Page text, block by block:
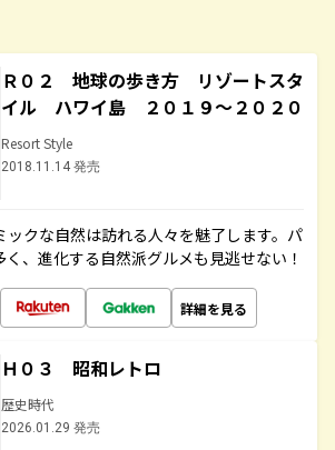
Ｒ０２ 地球の歩き方 リゾートスタ
イル ハワイ島 ２０１９～２０２０
Resort Style
2018.11.14 発売
ックな自然は訪れる人々を魅了します。パ
、進化する自然派グルメも見逃せない！
詳細を見る
Ｈ０３ 昭和レトロ
歴史時代
2026.01.29 発売